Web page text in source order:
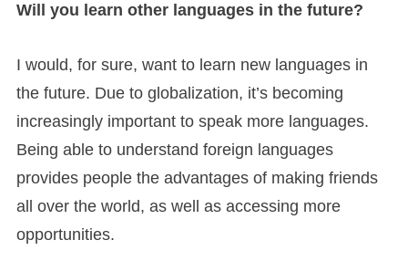
Will you learn other languages in the future?
I would, for sure, want to learn new languages in
the future. Due to globalization, it’s becoming
increasingly important to speak more languages.
Being able to understand foreign languages
provides people the advantages of making friends
all over the world, as well as accessing more
opportunities.